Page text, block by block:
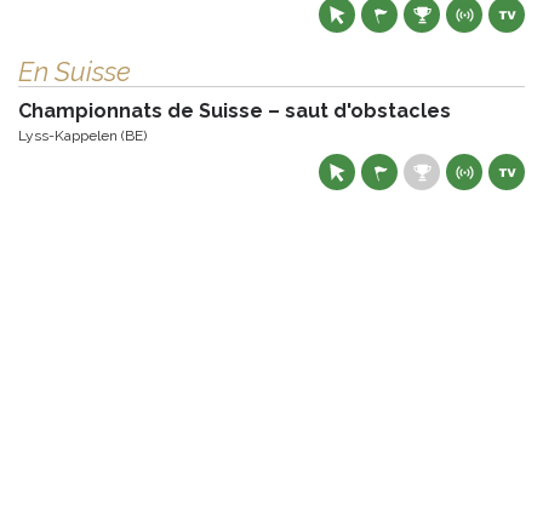
En Suisse
Championnats de Suisse – saut d'obstacles
Lyss-Kappelen (BE)